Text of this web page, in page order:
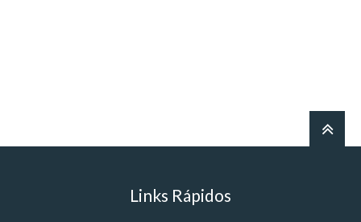
Links Rápidos